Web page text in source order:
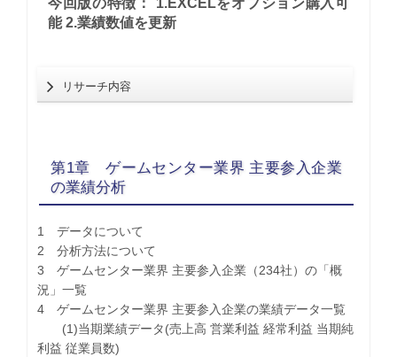
能 2.業績数値を更新
リサーチ内容
第1章 ゲームセンター業界 主要参入企業
の業績分析
1 データについて
2 分析方法について
3 ゲームセンター業界 主要参入企業（234社）の「概
況」一覧
4 ゲームセンター業界 主要参入企業の業績データ一覧
(1)当期業績データ(売上高 営業利益 経常利益 当期純
利益 従業員数)